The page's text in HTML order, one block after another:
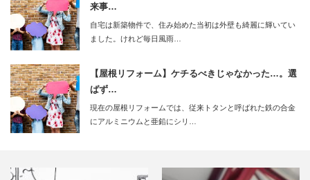
来事…
自宅は新築物件で、住み始めた当初は外壁も綺麗に輝いてい
ました。けれど毎日風雨…
【屋根リフォーム】ケチるべきじゃなかった…。選
ばず…
現在の屋根リフォームでは、従来トタンと呼ばれた鉄の合金
にアルミニウムと亜鉛にシリ…